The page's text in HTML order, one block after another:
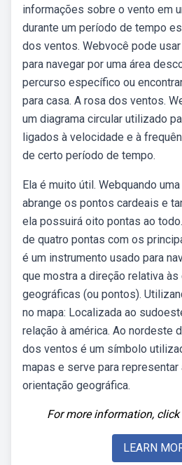
informações sobre o vento em
durante um período de tempo
dos ventos. Webvocê pode
para navegar por uma área
percurso específico ou
para casa. A rosa dos ventos.
um diagrama circular utilizado
ligados à velocidade e à
de certo período de tempo.
Ela é muito útil. Webquando
abrange os pontos cardeais e
ela possuirá oito pontas ao
de quatro pontas com os
é um instrumento usado para
que mostra a direção relativa
geográficas (ou pontos).
no mapa: Localizada ao
relação à américa. Ao nordeste
dos ventos é um símbolo
mapas e serve para representar
orientação geográfica.
For more information,
LEARN